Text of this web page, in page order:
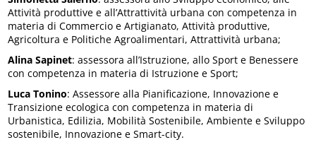
Attività produttive e all’Attrattività urbana con competenza in
materia di Commercio e Artigianato, Attività produttive,
Agricoltura e Politiche Agroalimentari, Attrattività urbana;
Alina Sapinet: assessora all’Istruzione, allo Sport e Benessere
con competenza in materia di Istruzione e Sport;
Luca Tonino: Assessore alla Pianificazione, Innovazione e
Transizione ecologica con competenza in materia di
Urbanistica, Edilizia, Mobilità Sostenibile, Ambiente e Sviluppo
sostenibile, Innovazione e Smart-city.